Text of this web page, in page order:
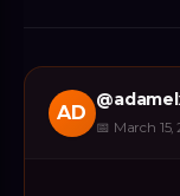
AD
@
📅 March 15,